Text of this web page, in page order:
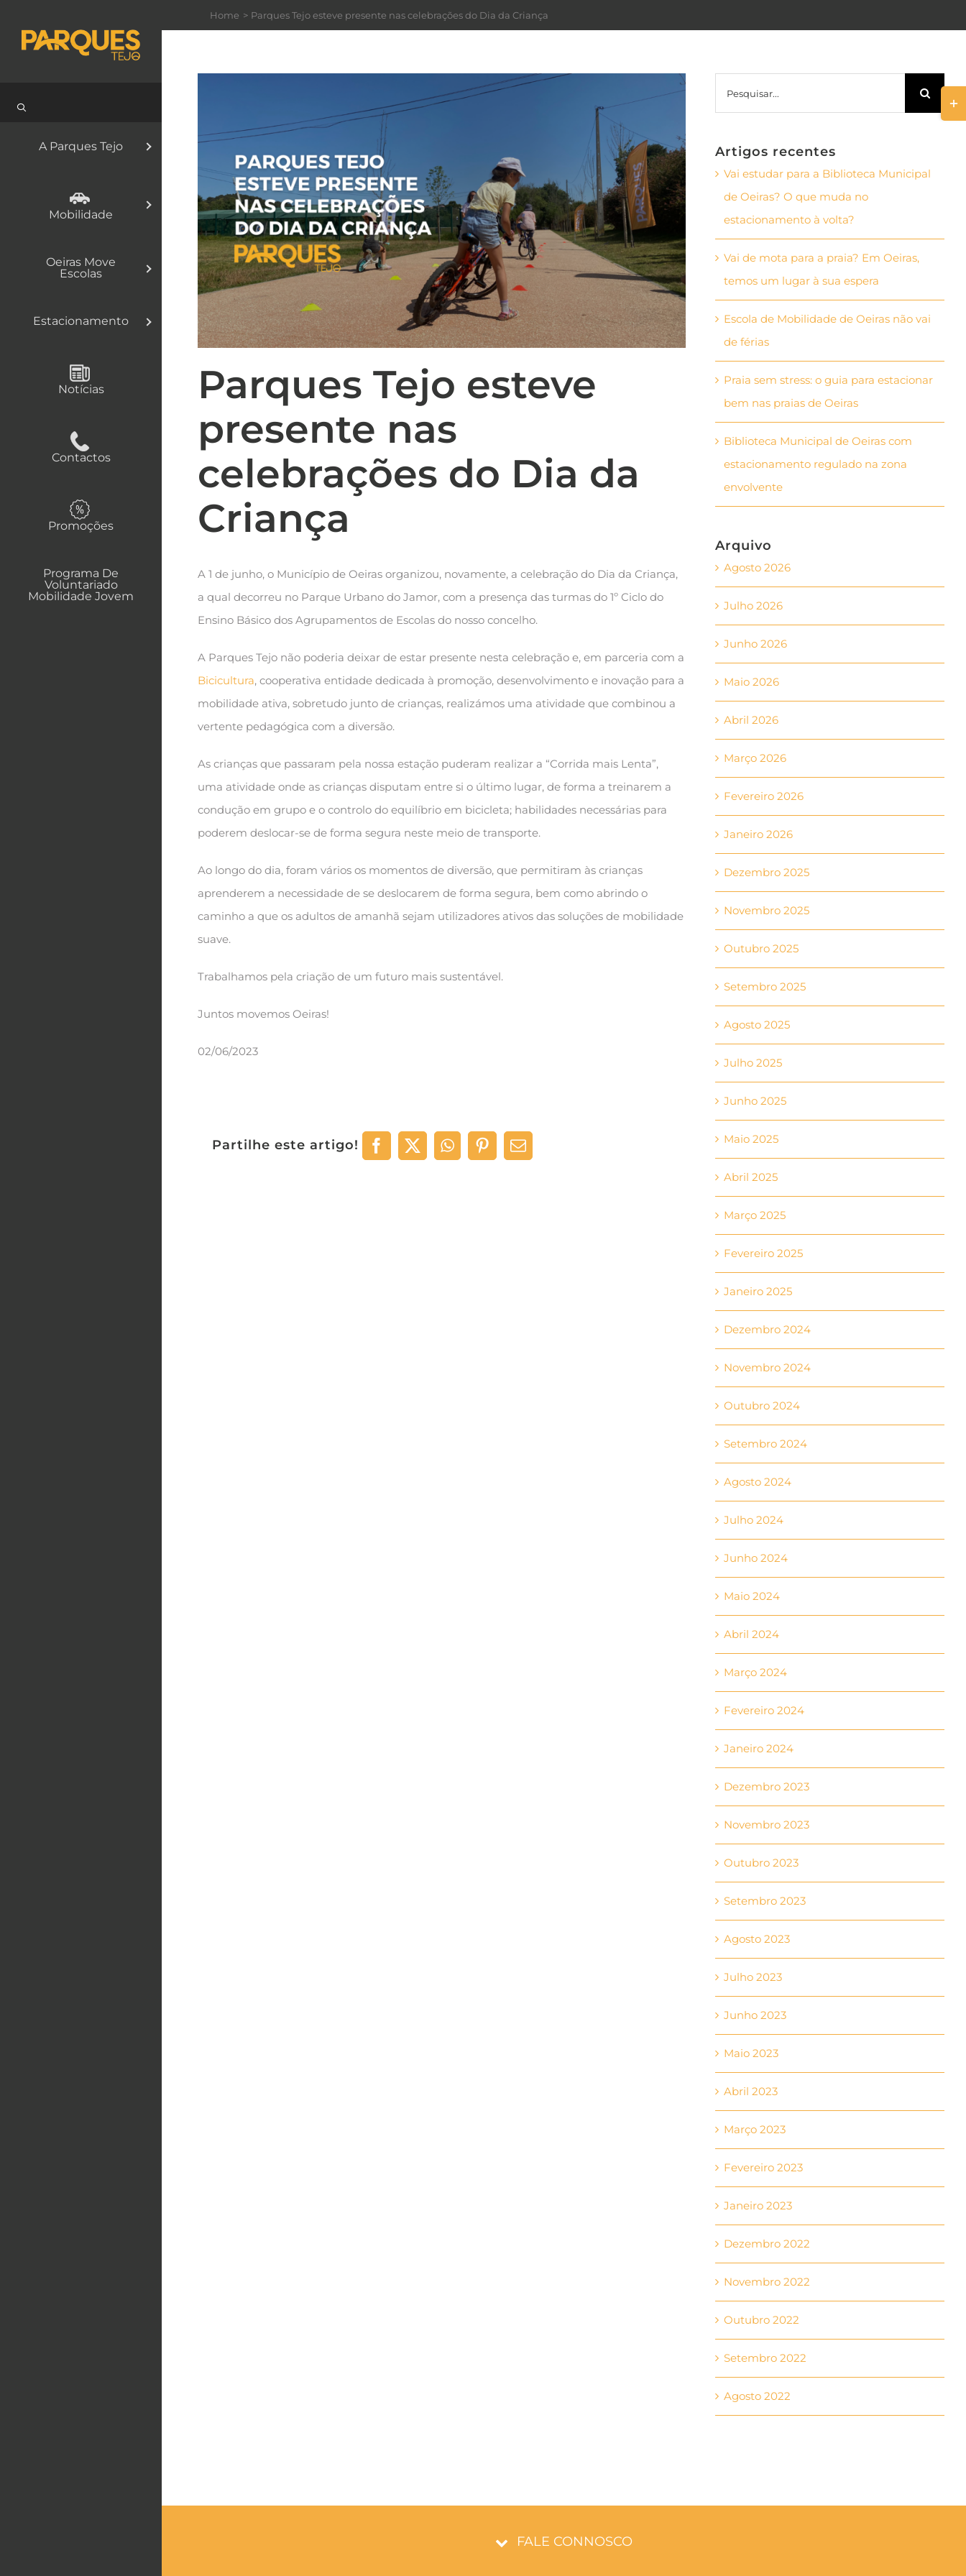
A Parques Tejo
Mobilidade
Oeiras Move
Escolas
Estacionamento
Notícias
Contactos
Promoções
Programa De
Voluntariado
Mobilidade Jovem
to
Home Parques Tejo esteve presente nas celebrações do Dia da Criança
Parques Tejo esteve
presente nas
celebrações do Dia da
Criança
A 1 de junho, o Município de Oeiras organizou, novamente, a celebração do Dia da Criança,
a qual decorreu no Parque Urbano do Jamor, com a presença das turmas do 1º Ciclo do
Ensino Básico dos Agrupamentos de Escolas do nosso concelho.
A Parques Tejo não poderia deixar de estar presente nesta celebração e, em parceria com a
Bicicultura, cooperativa entidade dedicada à promoção, desenvolvimento e inovação para a
mobilidade ativa, sobretudo junto de crianças, realizámos uma atividade que combinou a
vertente pedagógica com a diversão.
As crianças que passaram pela nossa estação puderam realizar a “Corrida mais Lenta”,
uma atividade onde as crianças disputam entre si o último lugar, de forma a treinarem a
condução em grupo e o controlo do equilíbrio em bicicleta; habilidades necessárias para
poderem deslocar-se de forma segura neste meio de transporte.
Ao longo do dia, foram vários os momentos de diversão, que permitiram às crianças
aprenderem a necessidade de se deslocarem de forma segura, bem como abrindo o
caminho a que os adultos de amanhã sejam utilizadores ativos das soluções de mobilidade
suave.
Trabalhamos pela criação de um futuro mais sustentável.
Juntos movemos Oeiras!
02/06/2023
Partilhe este artigo!
Artigos recentes
Vai estudar para a Biblioteca Municipal
de Oeiras? O que muda no
estacionamento à volta?
Vai de mota para a praia? Em Oeiras,
temos um lugar à sua espera
Escola de Mobilidade de Oeiras não vai
de férias
Praia sem stress: o guia para estacionar
bem nas praias de Oeiras
Biblioteca Municipal de Oeiras com
estacionamento regulado na zona
envolvente
Arquivo
Agosto 2026
Julho 2026
Junho 2026
Maio 2026
Abril 2026
Março 2026
Fevereiro 2026
Janeiro 2026
Dezembro 2025
Novembro 2025
Outubro 2025
Setembro 2025
Agosto 2025
Julho 2025
Junho 2025
Maio 2025
Abril 2025
Março 2025
Fevereiro 2025
Janeiro 2025
Dezembro 2024
Novembro 2024
Outubro 2024
Setembro 2024
Agosto 2024
Julho 2024
Junho 2024
Maio 2024
Abril 2024
Março 2024
Fevereiro 2024
Janeiro 2024
Dezembro 2023
Novembro 2023
Outubro 2023
Setembro 2023
Agosto 2023
Julho 2023
Junho 2023
Maio 2023
Abril 2023
Março 2023
Fevereiro 2023
Janeiro 2023
Dezembro 2022
Novembro 2022
Outubro 2022
Setembro 2022
Agosto 2022
FALE CONNOSCO